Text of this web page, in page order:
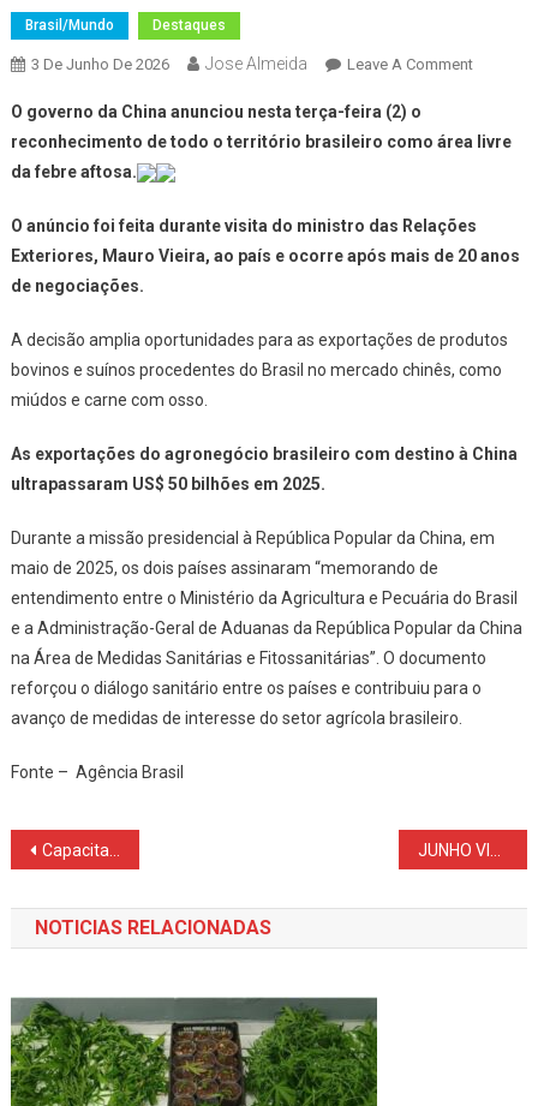
Brasil/Mundo Destaques
3 De Junho De 2026 Jose Almeida Leave A CommentOn
Território
Livre
Da
O governo da China anunciou nesta terça-feira (2) o
reconhecimento de todo o território brasileiro como área livre
da febre aftosa.
O anúncio foi feita durante visita do ministro das Relações
Exteriores, Mauro Vieira, ao país e ocorre após mais de 20 anos
de negociações.
A decisão amplia oportunidades para as exportações de produtos
bovinos e suínos procedentes do Brasil no mercado chinês, como
miúdos e carne com osso.
As exportações do agronegócio brasileiro com destino à China
ultrapassaram US$ 50 bilhões em 2025.
Durante a missão presidencial à República Popular da China, em
maio de 2025, os dois países assinaram “memorando de
entendimento entre o Ministério da Agricultura e Pecuária do Brasil
e a Administração-Geral de Aduanas da República Popular da China
na Área de Medidas Sanitárias e Fitossanitárias”. O documento
reforçou o diálogo sanitário entre os países e contribuiu para o
avanço de medidas de interesse do setor agrícola brasileiro.
Fonte – Agência Brasil
Navegação
de
Post
Capacitação em Sala de Vacinas
NOTICIAS RELACIONADAS